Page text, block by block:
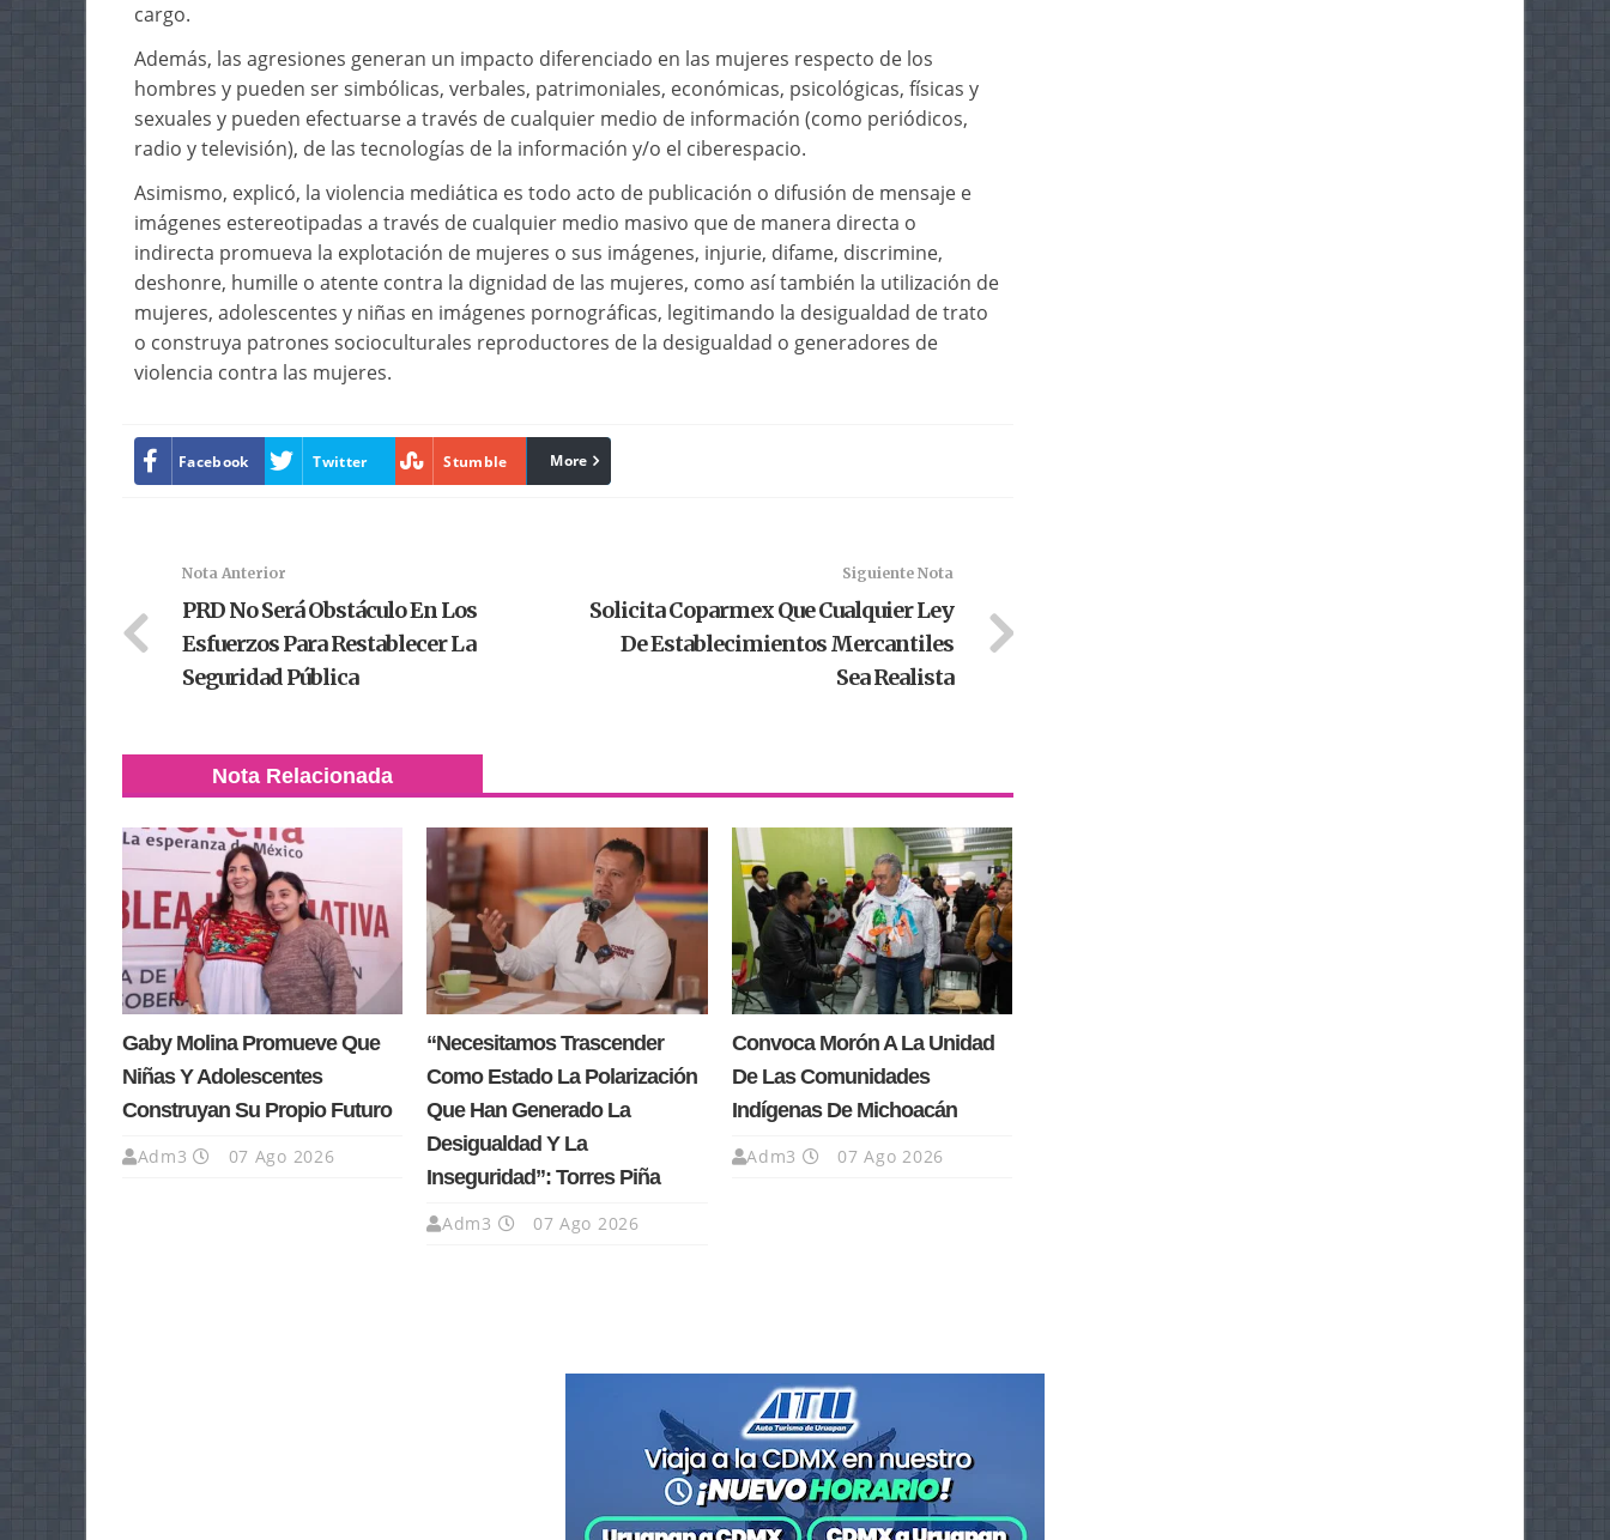
cargo.
Además, las agresiones generan un impacto diferenciado en las mujeres respecto de los
hombres y pueden ser simbólicas, verbales, patrimoniales, económicas, psicológicas, físicas y
sexuales y pueden efectuarse a través de cualquier medio de información (como periódicos,
radio y televisión), de las tecnologías de la información y/o el ciberespacio.
Asimismo, explicó, la violencia mediática es todo acto de publicación o difusión de mensaje e
imágenes estereotipadas a través de cualquier medio masivo que de manera directa o
indirecta promueva la explotación de mujeres o sus imágenes, injurie, difame, discrimine,
deshonre, humille o atente contra la dignidad de las mujeres, como así también la utilización de
mujeres, adolescentes y niñas en imágenes pornográficas, legitimando la desigualdad de trato
o construya patrones socioculturales reproductores de la desigualdad o generadores de
violencia contra las mujeres.
Facebook Twitter Stumble linkedin
More
Nota Anterior
PRD No Será Obstáculo En Los
Esfuerzos Para Restablecer La
Seguridad Pública
Siguiente Nota
Solicita Coparmex Que Cualquier Ley
De Establecimientos Mercantiles
Sea Realista
Nota Relacionada
Gaby Molina Promueve Que
Niñas Y Adolescentes
Construyan Su Propio Futuro
Adm3 07 Ago 2026
“Necesitamos Trascender
Como Estado La Polarización
Que Han Generado La
Desigualdad Y La
Inseguridad”: Torres Piña
Adm3 07 Ago 2026
Convoca Morón A La Unidad
De Las Comunidades
Indígenas De Michoacán
Adm3 07 Ago 2026